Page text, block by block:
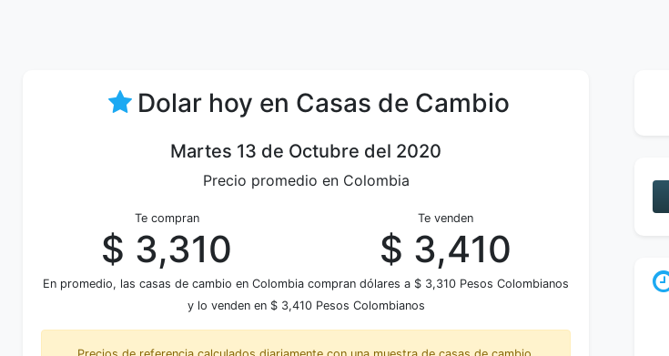
Dolar hoy en Casas de Cambio
Martes 13 de Octubre del 2020
Precio promedio en Colombia
Te compran
$ 3,310
Te venden
$ 3,410
En promedio, las casas de cambio en Colombia compran dólares a $ 3,310 Pesos Colombianos
y lo venden en $ 3,410 Pesos Colombianos